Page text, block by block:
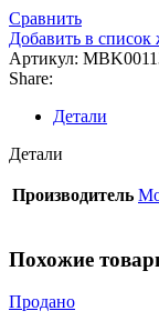
Сравнить
Добавить в список
Артикул:
Share:
Детали
Детали
Производитель
Похожие
Продано